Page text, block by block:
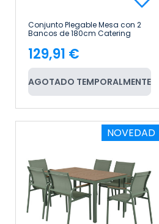
Conjunto Plegable Mesa con 2
Bancos de 180cm Catering
Precio
129,91 €
AGOTADO TEMPORALMENTE
NOVEDAD